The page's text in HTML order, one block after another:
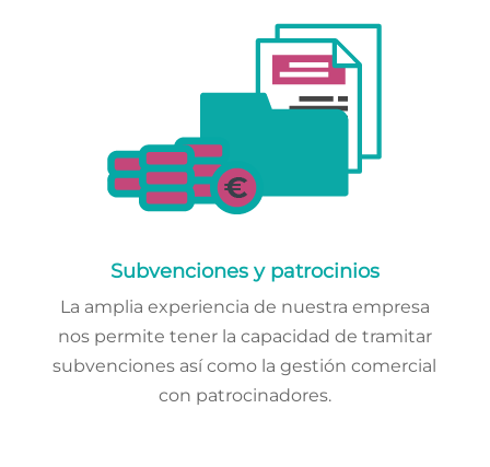
Subvenciones y patrocinios
La amplia experiencia de nuestra empresa
nos permite tener la capacidad de tramitar
subvenciones así como la gestión comercial
con patrocinadores.